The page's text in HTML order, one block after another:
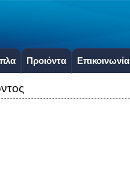
Προιόντα Επικοινωνία